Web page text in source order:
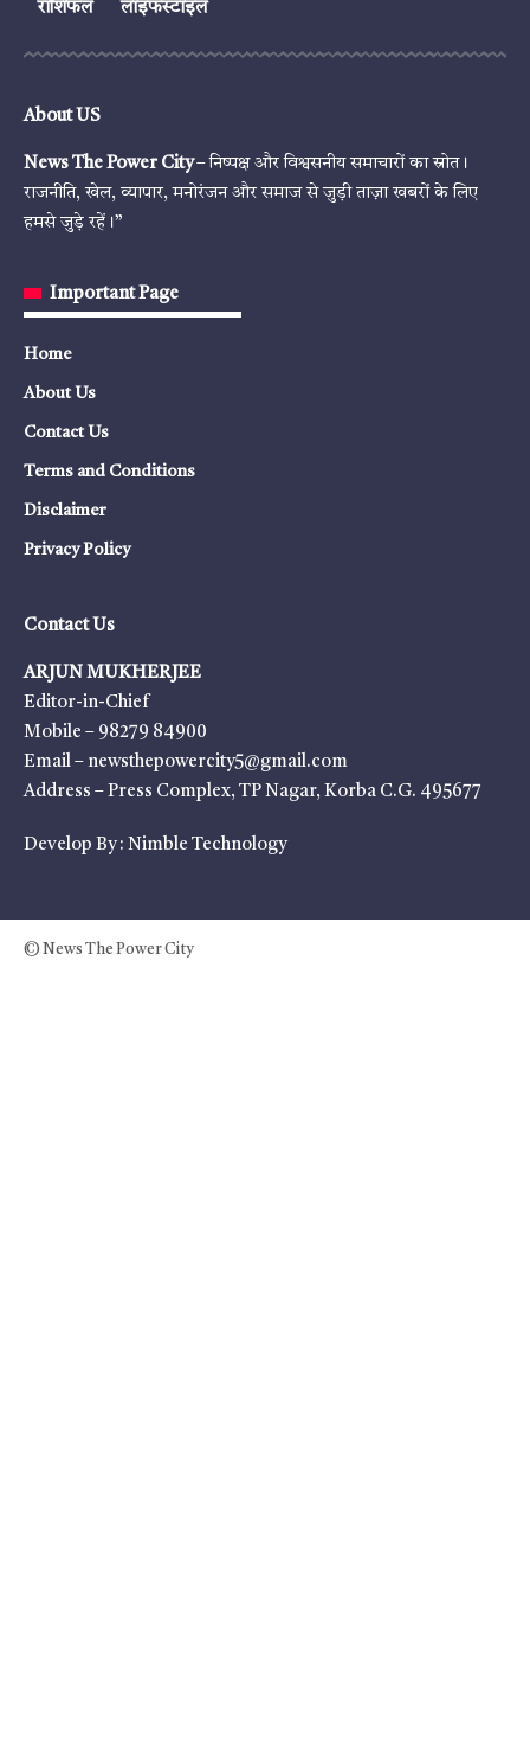
राशिफल लाइफस्टाइल
About US
News The Power City– निष्पक्ष और विश्वसनीय समाचारों का स्रोत।
राजनीति, खेल, व्यापार, मनोरंजन और समाज से जुड़ी ताज़ा खबरों के लिए
हमसे जुड़े रहें।”
Important Page
Home
About Us
Contact Us
Terms and Conditions
Disclaimer
Privacy Policy
Contact Us
ARJUN MUKHERJEE
Editor-in-Chief
Mobile – 98279 84900
Email – newsthepowercity5@gmail.com
Address – Press Complex, TP Nagar, Korba C.G. 495677
Develop By : Nimble Technology
© News The Power City